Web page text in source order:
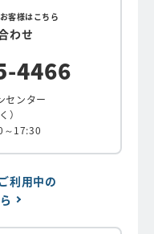
客様はこちら
わせ
4466
センター
）
17:30
利用中の